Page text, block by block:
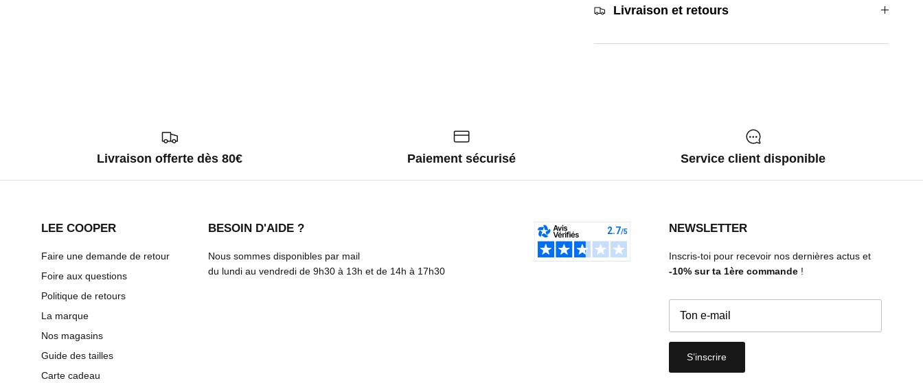
Livraison et retours
Livraison offerte dès 80€ Paiement sécurisé Service client disponible
LEE COOPER
Faire une demande de retour
Foire aux questions
Politique de retours
La marque
Nos magasins
Guide des tailles
Carte cadeau
BESOIN D'AIDE ?
Nous sommes disponibles par mail
du lundi au vendredi de 9h30 à 13h et de 14h à 17h30
NEWSLETTER
Inscris-toi pour recevoir nos dernières actus et
-10% sur ta 1ère commande!
S’inscrire